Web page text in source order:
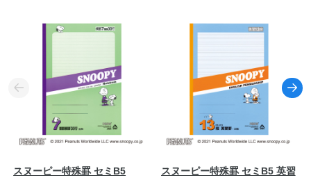
スヌーピー特殊罫 セミB5
スヌーピー特殊罫 セミB5 英習